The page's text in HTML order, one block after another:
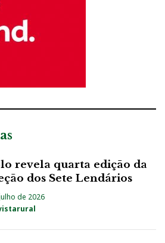
revela quarta edição da
dos Sete Lendários
de 2026